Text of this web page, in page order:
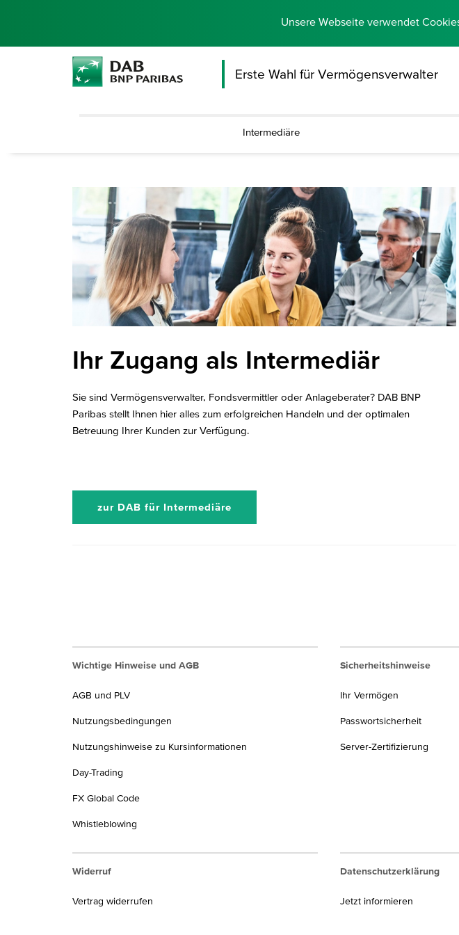
Unsere Webseite verwendet
Erste Wahl für Vermögensverwalter
Intermediäre
Ihr Zugang als Intermediär
Sie sind Vermögensverwalter, Fondsvermittler oder Anlageberater? DAB BNP
Paribas stellt Ihnen hier alles zum erfolgreichen Handeln und der optimalen
Betreuung Ihrer Kunden zur Verfügung.
zur DAB für Intermediäre
Wichtige Hinweise und AGB
AGB und PLV
Nutzungsbedingungen
Nutzungshinweise zu Kursinformationen
Day-Trading
FX Global Code
Whistleblowing
Sicherheitshinweise
Ihr Vermögen
Passwortsicherheit
Server-Zertifizierung
Widerruf
Vertrag widerrufen
Datenschutzerklärung
Jetzt informieren